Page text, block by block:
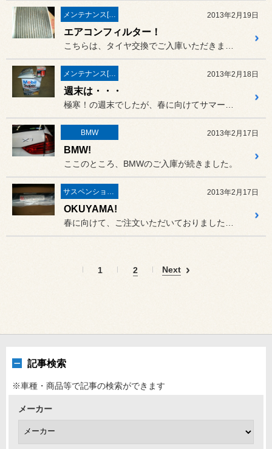
メンテナンス[(オイル・バッテリー・ＲＥＣＳなど) 2013年2月19日
エアコンフィルター！
メンテナンス[(オイル・バッテリー・ＲＥＣＳなど) 2013年2月18日
週末は・・・
BMW 2013年2月17日
BMW!
ここのところ、BMWのご入庫が続きました。
サスペンション・ボディ関連 2013年2月17日
OKUYAMA!
1 2 Next
記事検索
※車種・商品等で記事の検索ができます
メーカー